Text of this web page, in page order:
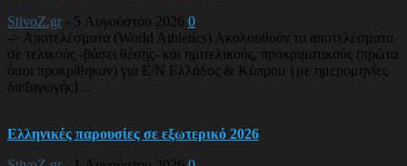
StivoZ.gr - 5 Αυγούστου 2026 0
-> Αποτελέσματα (World Athletics) Ακολουθούν τα αποτελέσματα
σε τελικούς -βάσει θέσης- και ημιτελικούς, προκριματικούς (πρώτα
όσοι προκρίθηκαν) για Ε/Ν Ελλάδος & Κύπρου {με ημερομηνίες
διεξαγωγής}...
Ελληνικές παρουσίες σε εξωτερικό 2026